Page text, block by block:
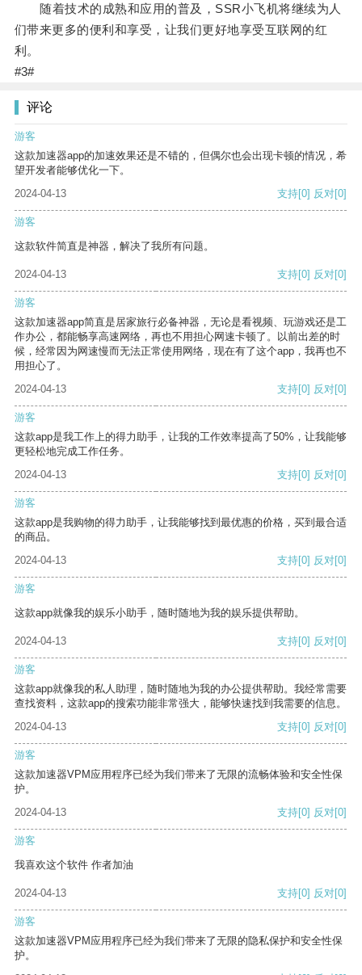
随着技术的成熟和应用的普及，SSR小飞机将继续为人
们带来更多的便利和享受，让我们更好地享受互联网的红
利。
#3#
评论
游客
这款加速器app的加速效果还是不错的，但偶尔也会出现卡顿的情况，希
望开发者能够优化一下。
2024-04-13
支持[0] 反对[0]
游客
这款软件简直是神器，解决了我所有问题。
2024-04-13 支持[0] 反对[0]
游客
这款加速器app简直是居家旅行必备神器，无论是看视频、玩游戏还是工
作办公，都能畅享高速网络，再也不用担心网速卡顿了。以前出差的时
候，经常因为网速慢而无法正常使用网络，现在有了这个app，我再也不
用担心了。
2024-04-13
支持[0] 反对[0]
游客
这款app是我工作上的得力助手，让我的工作效率提高了50%，让我能够
更轻松地完成工作任务。
2024-04-13
支持[0] 反对[0]
游客
这款app是我购物的得力助手，让我能够找到最优惠的价格，买到最合适
的商品。
2024-04-13
支持[0] 反对[0]
游客
这款app就像我的娱乐小助手，随时随地为我的娱乐提供帮助。
2024-04-13 支持[0] 反对[0]
游客
这款app就像我的私人助理，随时随地为我的办公提供帮助。我经常需要
查找资料，这款app的搜索功能非常强大，能够快速找到我需要的信息。
2024-04-13
支持[0] 反对[0]
游客
这款加速器VPM应用程序已经为我们带来了无限的流畅体验和安全性保
护。
2024-04-13
支持[0] 反对[0]
游客
我喜欢这个软件 作者加油
2024-04-13 支持[0] 反对[0]
游客
这款加速器VPM应用程序已经为我们带来了无限的隐私保护和安全性保
护。